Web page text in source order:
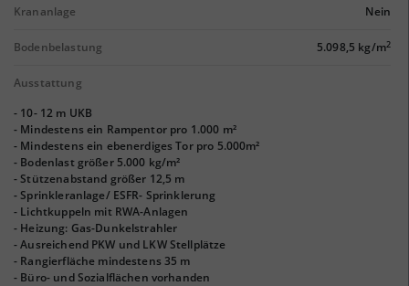
Krananlage Nein
Bodenbelastung 5.098,5 kg/m2
Ausstattung
- 10- 12 m UKB
- Mindestens ein Rampentor pro 1.000 m²
- Mindestens ein ebenerdiges Tor pro 5.000m²
- Bodenlast größer 5.000 kg/m²
- Stützenabstand größer 12,5 m
- Sprinkleranlage/ ESFR- Sprinklerung
- Lichtkuppeln mit RWA-Anlagen
- Heizung: Gas-Dunkelstrahler
- Ausreichend PKW und LKW Stellplätze
- Rangierfläche mindestens 35 m
- Büro- und Sozialflächen vorhanden